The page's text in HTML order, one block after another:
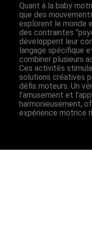
Quant à la baby
que des
explorent le monde
des contraintes
développent leur
langage spécifique
combiner plusieurs
Ces activités
solutions créatives
défis moteurs. Un
l’amusement et
harmonieusement,
expérience motrice